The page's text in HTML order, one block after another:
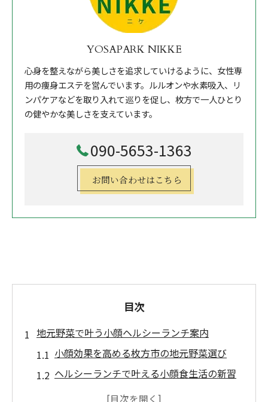
YOSAPARK NIKKE
心身を整えながら美しさを追求していけるように、女性専
用の痩身エステを営んでいます。ルルオンや水素吸入、リ
ンパケアなどを取り入れて巡りを促し、枚方で一人ひとり
の健やかな美しさを支えています。
090-5653-1363
お問い合わせはこちら
目次
地元野菜で叶う小顔ヘルシーランチ案内
小顔効果を高める枚方市の地元野菜選び
ヘルシーランチで叶える小顔食生活の新習